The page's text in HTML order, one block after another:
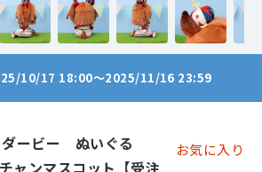
10/17 18:00～2025/11/16 23:59
ダービー ぬいぐる
ャンマスコット【受注
お気に入り